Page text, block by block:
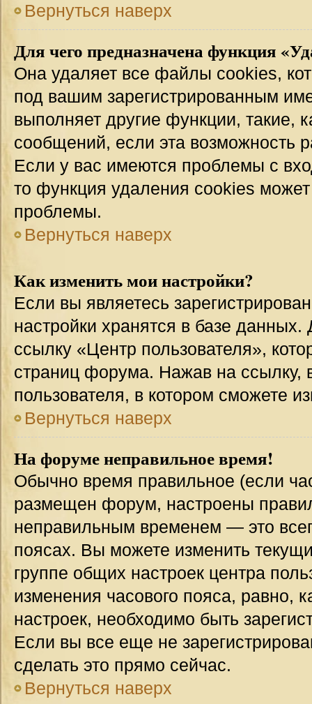
Вернуться наверх
Для чего предназначена функция
Она удаляет все файлы cookies,
под вашим зарегистрированным
выполняет другие функции, такие,
сообщений, если эта возможность
Если у вас имеются проблемы с
то функция удаления cookies
проблемы.
Вернуться наверх
Как изменить мои настройки?
Если вы являетесь
настройки хранятся в базе
ссылку «Центр пользователя»,
страниц форума. Нажав на ссылку,
пользователя, в котором сможете
Вернуться наверх
На форуме неправильное время!
Обычно время правильное (если
размещен форум, настроены
неправильным временем — это
поясах. Вы можете изменить
группе общих настроек центра
изменения часового пояса, равно,
настроек, необходимо быть
Если вы все еще не
сделать это прямо сейчас.
Вернуться наверх